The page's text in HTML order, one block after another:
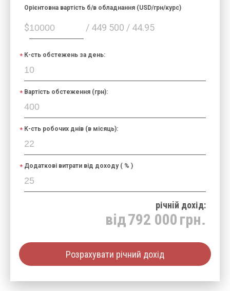
$ / 449 500 / 44.95
Орієнтовна вартість б/в обладнання (USD/грн/курс)
К-сть обстежень за день:
Вартість обстеження (грн):
К-сть робочих днів (в місяць):
Додаткові витрати від доходу ( % )
річнiй дохід:
від792 000 грн.
Розрахувати річний дохід